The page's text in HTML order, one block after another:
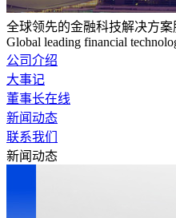
全球领先的金融科技解决方案
Global leading financial
公司介绍
大事记
董事长在线
新闻动态
联系我们
新闻动态